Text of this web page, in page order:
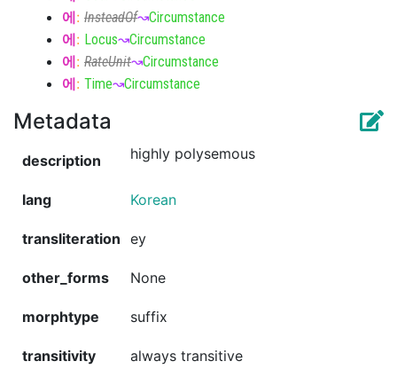
에: InsteadOf↝Circumstance
에: Locus↝Circumstance
에: RateUnit↝Circumstance
에: Time↝Circumstance
Metadata
description highly polysemous
lang Korean
transliteration ey
other_forms None
morphtype suffix
transitivity always transitive